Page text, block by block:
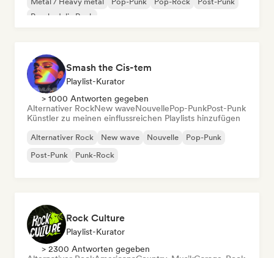
Psychedelic Rock
Smash the Cis-tem
Playlist-Kurator
> 1000 Antworten gegeben
Alternativer RockNew waveNouvellePop-PunkPost-Punk
Künstler zu meinen einflussreichen Playlists hinzufügen
Alternativer Rock New wave Nouvelle
Pop-Punk
Post-Punk
Punk-Rock
Rock Culture
Playlist-Kurator
> 2300 Antworten gegeben